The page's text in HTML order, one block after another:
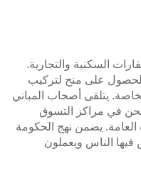
السكنية والتجارية.
على منح لتركيب
يتلقى أصحاب المباني
في مراكز التسوق
يضمن نهج الحكومة
الناس ويعملون